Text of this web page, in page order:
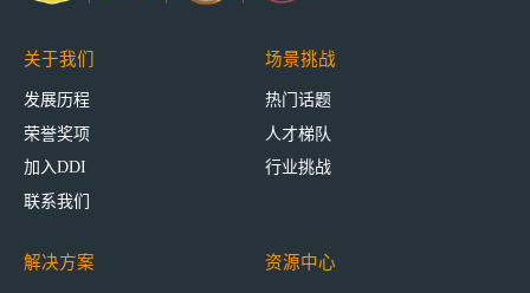
关于我们
发展历程
荣誉奖项
加入DDI
联系我们
场景挑战
热门话题
人才梯队
行业挑战
解决方案 资源中心